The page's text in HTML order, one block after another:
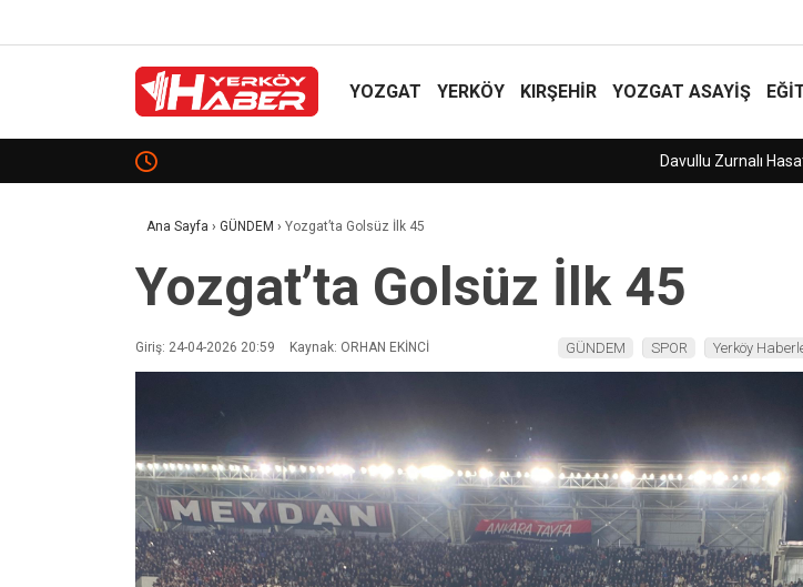
YOZGAT YERKÖY KIRŞEHİR YOZGAT ASAYIŞ
Ana Sayfa › GÜNDEM › Yozgat’ta Golsüz İlk 45
Yozgat’ta Golsüz İlk 45
Giriş: 24-04-2026 20:59 Kaynak: ORHAN EKİNCİ GÜNDEM SPOR Yerköy